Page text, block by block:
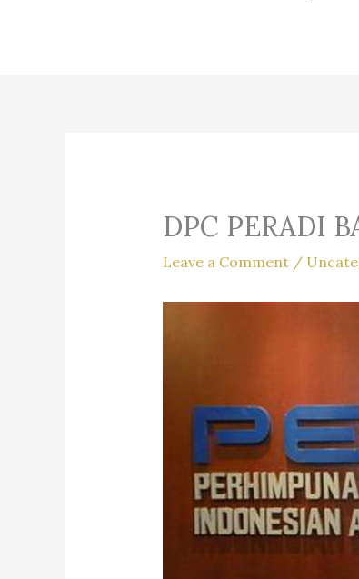
DPC PERADI
Leave a Comment /